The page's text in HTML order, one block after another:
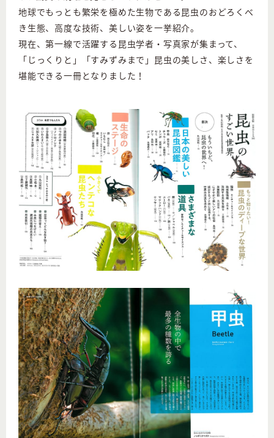
地球でもっとも繁栄を極めた生物である昆虫のおどろくべ
き生態、高度な技術、美しい姿を一挙紹介。
現在、第一線で活躍する昆虫学者・写真家が集まって、
「じっくりと」「すみずみまで」昆虫の美しさ、楽しさを
堪能できる一冊となりました！